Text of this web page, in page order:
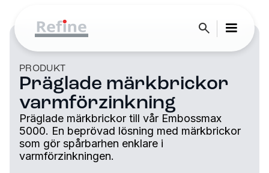
PRODUKT
Präglade märkbrickor
varmförzinkning
Präglade märkbrickor till vår Embossmax
5000. En beprövad lösning med märkbrickor
som gör spårbarhen enklare i
varmförzinkningen.